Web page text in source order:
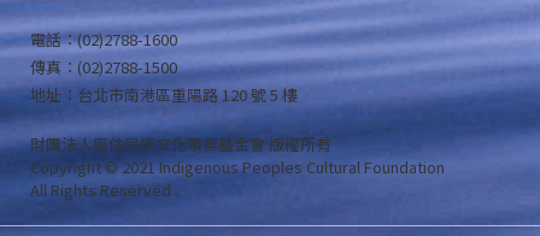
電話：(02)2788-1600
傳真：(02)2788-1500
地址：台北市南港區重陽路 120 號 5 樓
財團法人原住民族文化事業基金會 版權所有
Copyright © 2021 Indigenous Peoples Cultural Foundation
All Rights Reserved .